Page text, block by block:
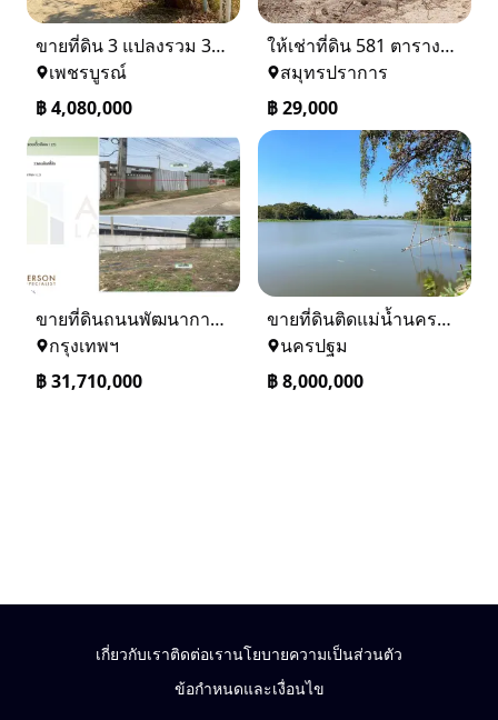
ขายที่ดิน 3 แปลงรวม 340 ตรว ราคา ตรว. ล่ะ 12000 บาท เมืองเพชรบูรณ์
เพชรบูรณ์
฿4,080,000
ให้เช่าที่ดิน 581 ตารางวา ตรงข้างอู่ใหม่แจ็คบางหญ้าแพรก บางหัวเสือ
สมุทรปราการ
฿29,000
ขายที่ดินถนนพัฒนาการ 56 (ซอยเอื้อพัฒนา 15)
กรุงเทพฯ
฿31,710,000
ขายที่ดินติดแม่น้ำนครชัยศรี จ.นครปฐม ทำเลดี ที่ดินถมแล้ว
นครปฐม
฿8,000,000
เกี่ยวกับเราติดต่อเรานโยบายความเป็นส่วนตัว
ข้อกำหนดและเงื่อนไข